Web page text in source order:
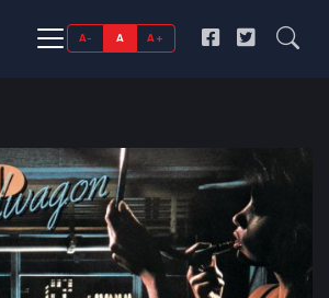
A- A A+